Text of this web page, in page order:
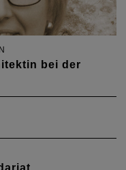
bei der